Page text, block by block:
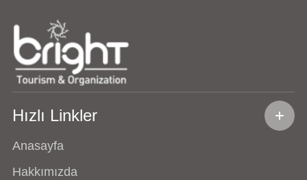
Hızlı Linkler
Anasayfa
Hakkımızda